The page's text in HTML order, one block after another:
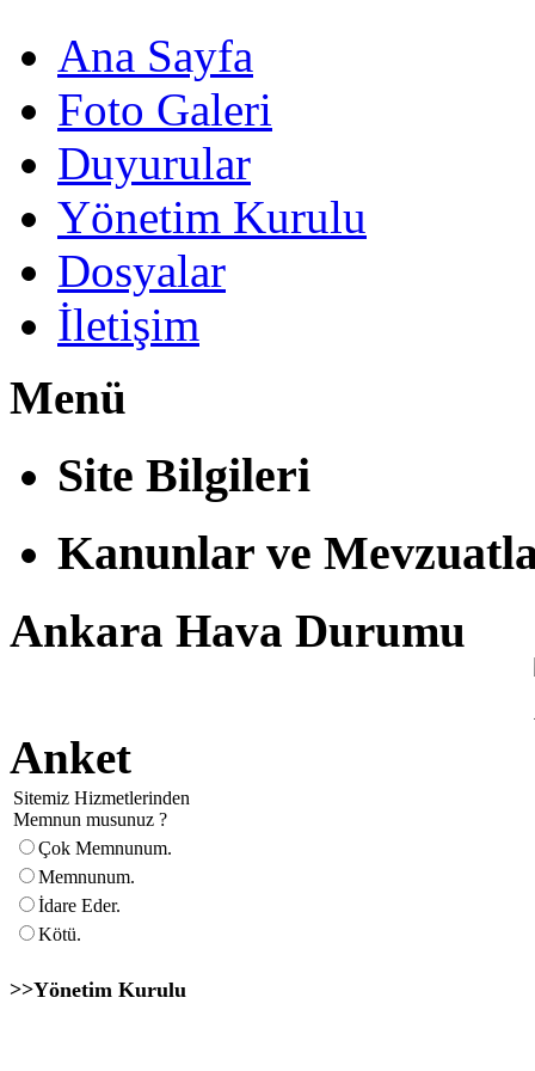
Ana Sayfa
Foto Galeri
Duyurular
Yönetim Kurulu
Dosyalar
İletişim
Menü
Site Bilgileri
Kanunlar ve
Ankara Hava Durumu
Anket
Sitemiz Hizmetlerinden
Memnun musunuz ?
Çok Memnunum.
Memnunum.
İdare Eder.
Kötü.
>>Yönetim Kurulu